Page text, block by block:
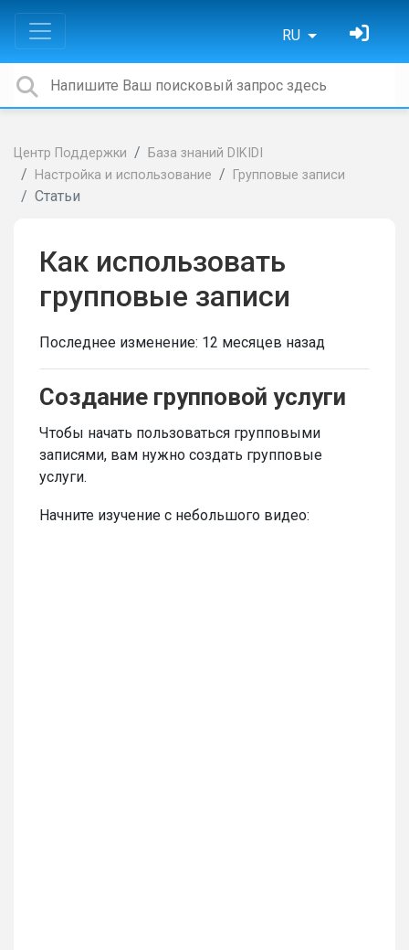
RU
Центр Поддержки
База знаний DIKIDI
Настройка и использование
Групповые записи
Статьи
Как использовать
групповые записи
Последнее изменение: 12 месяцев назад
Создание групповой услуги
Чтобы начать пользоваться групповыми
записями, вам нужно создать групповые
услуги.
Начните изучение с небольшого видео: